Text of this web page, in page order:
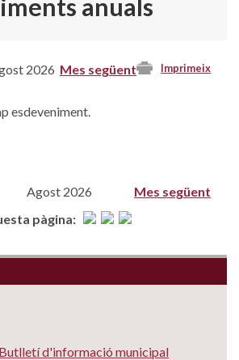
anuals
Imprimeix
Mes següent
2026
esdeveniment.
Mes següent
Agost 2026
pàgina:
d'informació municipal